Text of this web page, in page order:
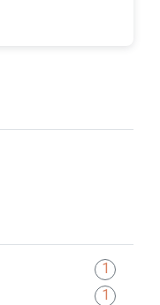
1
1